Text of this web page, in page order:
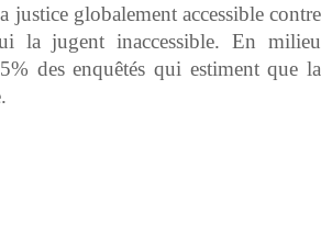
justice globalement accessible contre
la jugent inaccessible. En milieu
des enquêtés qui estiment que la